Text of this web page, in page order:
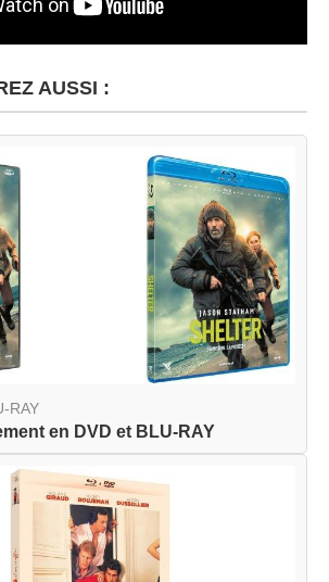
AUSSI :
RAY
en DVD et BLU-RAY